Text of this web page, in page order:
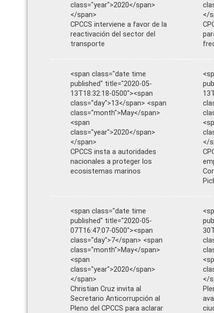
class="year">2020</span>
</span>
CPCCS interviene a favor de la
reactivación del sector del
transporte
</
<span class="date time
published" title="2020-05-
13T18:32:18-0500"><span
class="day">13</span> <span
class="month">May</span>
<span
class="year">2020</span>
</span>
CPCCS insta a autoridades
nacionales a proteger los
ecosistemas marinos
</
<span class="date time
published" title="2020-05-
07T16:47:07-0500"><span
class="day">7</span> <span
class="month">May</span>
<span
class="year">2020</span>
</span>
Christian Cruz invita al
Secretario Anticorrupción al
Pleno del CPCCS para aclarar
</